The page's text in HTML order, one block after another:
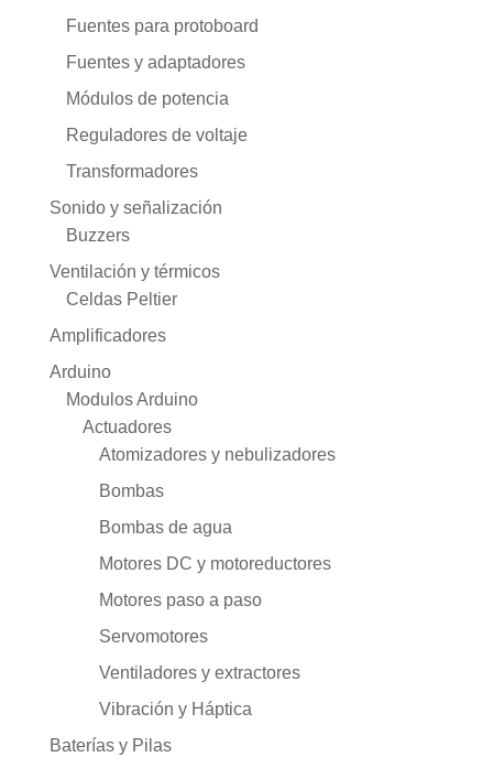
Fuentes para protoboard
Fuentes y adaptadores
Módulos de potencia
Reguladores de voltaje
Transformadores
Sonido y señalización
Buzzers
Ventilación y térmicos
Celdas Peltier
Amplificadores
Arduino
Modulos Arduino
Actuadores
Atomizadores y nebulizadores
Bombas
Bombas de agua
Motores DC y motoreductores
Motores paso a paso
Servomotores
Ventiladores y extractores
Vibración y Háptica
Baterías y Pilas